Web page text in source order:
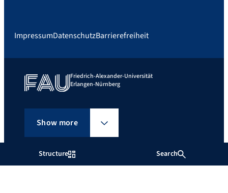
Structure Search
ImpressumDatenschutzBarrierefreiheit
Friedrich-Alexander-Universität
Erlangen-Nürnberg
Show more